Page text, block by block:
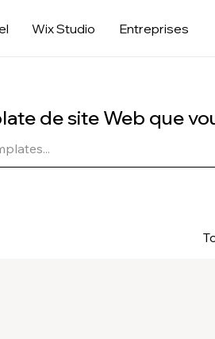
Wix Studio Entreprises
de site Web que